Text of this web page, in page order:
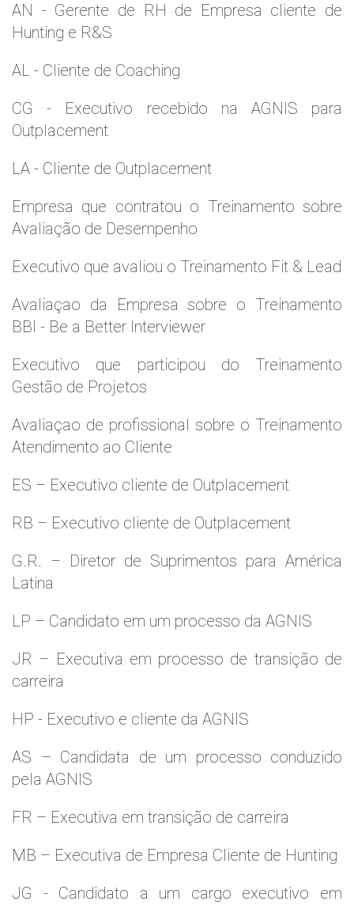
AN - Gerente de RH de Empresa cliente de
Hunting e R&S
AL - Cliente de Coaching
CG - Executivo recebido na AGNIS para
Outplacement
LA - Cliente de Outplacement
Empresa que contratou o Treinamento sobre
Avaliação de Desempenho
Executivo que avaliou o Treinamento Fit & Lead
Avaliaçao da Empresa sobre o Treinamento
BBI - Be a Better Interviewer
Executivo que participou do Treinamento
Gestão de Projetos
Avaliaçao de profissional sobre o Treinamento
Atendimento ao Cliente
ES – Executivo cliente de Outplacement
RB – Executivo cliente de Outplacement
G.R. – Diretor de Suprimentos para América
Latina
LP – Candidato em um processo da AGNIS
JR – Executiva em processo de transição de
carreira
HP - Executivo e cliente da AGNIS
AS – Candidata de um processo conduzido
pela AGNIS
FR – Executiva em transição de carreira
MB – Executiva de Empresa Cliente de Hunting
JG - Candidato a um cargo executivo em